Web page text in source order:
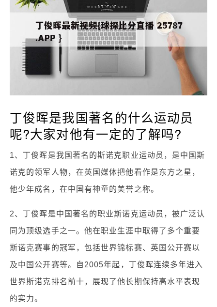
丁俊晖是我国著名的什么运动员
呢?大家对他有一定的了解吗?
1、丁俊晖是我国著名的斯诺克职业运动员，是中国斯
诺克的领军人物，在英国媒体把他看作是东方之星，
他少年成名，在中国有神童的美誉之称。
2、丁俊晖是中国著名的职业斯诺克运动员，被广泛认
同为顶级选手之一。他在职业生涯中取得了多个重要
斯诺克赛事的冠军，包括世界锦标赛、英国公开赛以
及中国公开赛等。自2005年起，丁俊晖连续多年进入
世界斯诺克排名前十，展现了他长期保持高水平表现
的实力。